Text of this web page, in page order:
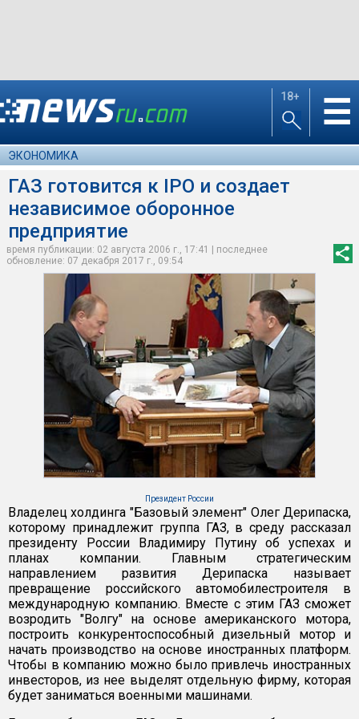
18+ ☰
ЭКОНОМИКА
ГАЗ готовится к IPO и создает
независимое оборонное
предприятие
время публикации: 02 августа 2006 г., 17:41 | последнее
обновление: 07 декабря 2017 г., 09:54
Президент России
Владелец холдинга "Базовый элемент" Олег Дерипаска,
которому принадлежит группа ГАЗ, в среду рассказал
президенту России Владимиру Путину об успехах и
планах компании. Главным стратегическим
направлением развития Дерипаска называет
превращение российского автомобилестроителя в
международную компанию. Вместе с этим ГАЗ сможет
возродить "Волгу" на основе американского мотора,
построить конкурентоспособный дизельный мотор и
начать производство на основе иностранных платформ.
Чтобы в компанию можно было привлечь иностранных
инвесторов, из нее выделят отдельную фирму, которая
будет заниматься военными машинами.